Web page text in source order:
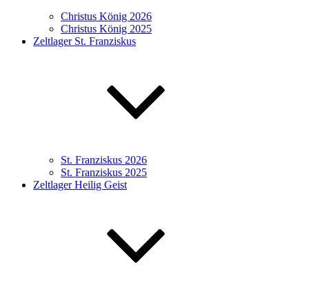
Christus König 2026
Christus König 2025
Zeltlager St. Franziskus
St. Franziskus 2026
St. Franziskus 2025
Zeltlager Heilig Geist